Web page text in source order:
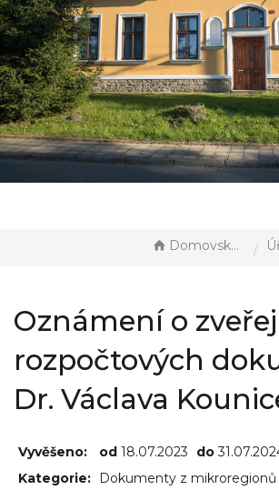
Domovská stránka
Oznámení o
rozpočtových
Dr. Václava
Vyvěšeno: od 18.07.2023 do
Kategorie: Dokumenty z mikroregionů